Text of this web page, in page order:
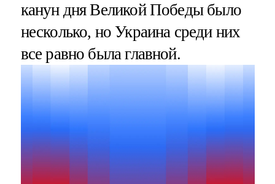
канун дня Великой Победы было
несколько, но Украина среди них
все равно была главной.